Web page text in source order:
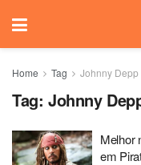
Home Tag Johnny Depp
Tag: Johnny
Melhor
em